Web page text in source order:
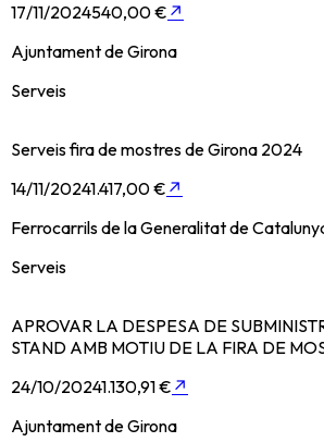
17/11/2024540,00 € ↗
Ajuntament de Girona
Serveis
Serveis fira de mostres de Girona 2024
14/11/20241.417,00 € ↗
Ferrocarrils de la Generalitat de
Serveis
APROVAR LA DESPESA DE
STAND AMB MOTIU DE LA FIRA DE
24/10/20241.130,91 € ↗
Ajuntament de Girona